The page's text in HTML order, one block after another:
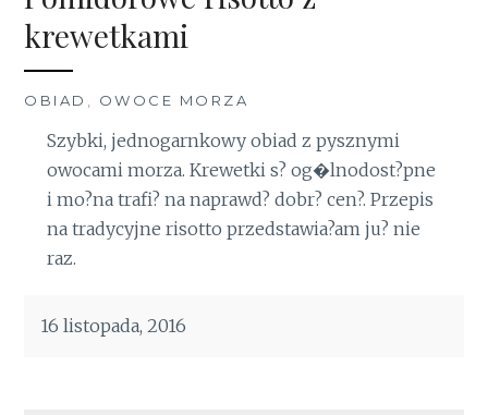
krewetkami
OBIAD OWOCE MORZA
Szybki, jednogarnkowy obiad z pysznymi
owocami morza. Krewetki s? og�lnodost?pne
i mo?na trafi? na naprawd? dobr? cen?. Przepis
na tradycyjne risotto przedstawia?am ju? nie
raz.
16 listopada, 2016